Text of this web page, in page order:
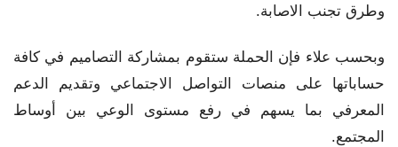
وطرق تجنب الاصابة.
وبحسب علاء فإن الحملة ستقوم بمشاركة التصاميم في كافة
حساباتها على منصات التواصل الاجتماعي وتقديم الدعم
المعرفي بما يسهم في رفع مستوى الوعي بين أوساط
المجتمع.